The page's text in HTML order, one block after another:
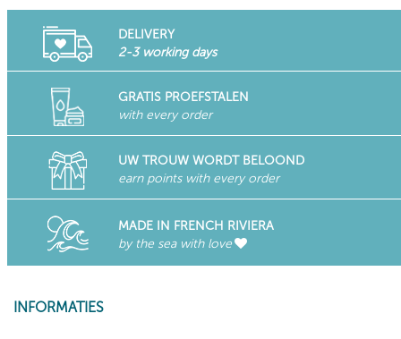
DELIVERY
2-3 working days
GRATIS PROEFSTALEN
with every order
UW TROUW WORDT BELOOND
earn points with every order
MADE IN FRENCH RIVIERA
by the sea with love
INFORMATIES